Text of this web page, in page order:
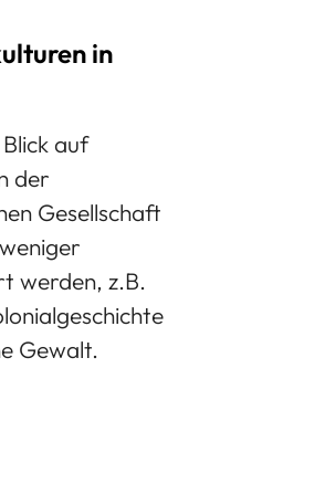
in
auf
der
Gesellschaft
werden, z.B.
Gewalt.